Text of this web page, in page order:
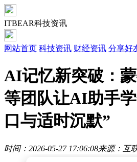
ITBEAR科技资讯
网站首页 科技资讯 财经资讯 分享好
AI记忆新突破：
等团队让AI助手
口与适时沉默”
时间：2026-05-27 17:06:08来源：互